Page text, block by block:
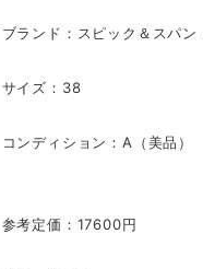
ブランド：スピック＆スパ
サイズ：38
コンディション：A（美品）
参考定価：17600円